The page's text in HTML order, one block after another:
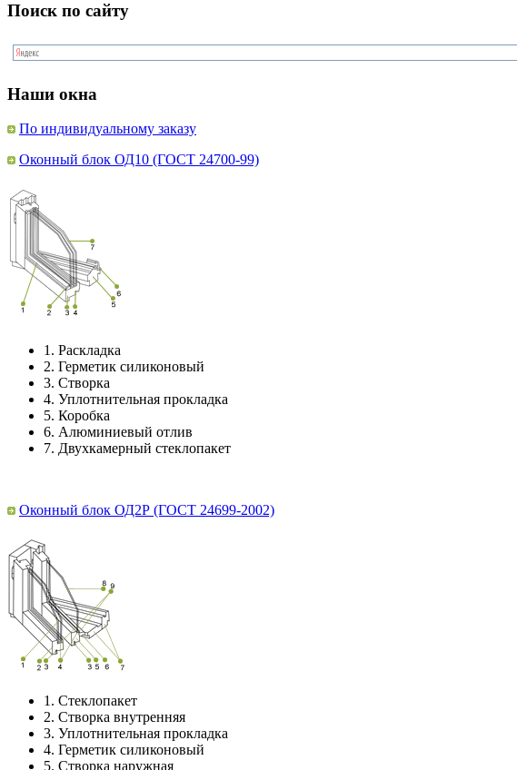
Поиск по сайту
Наши окна
По индивидуальному заказу
Оконный блок ОД10 (ГОСТ 24700-99)
1. Раскладка
2. Герметик силиконовый
3. Створка
4. Уплотнительная прокладка
5. Коробка
6. Алюминиевый отлив
7. Двухкамерный стеклопакет
Оконный блок ОД2Р (ГОСТ 24699-2002)
1. Стеклопакет
2. Створка внутренняя
3. Уплотнительная прокладка
4. Герметик силиконовый
5. Створка наружная